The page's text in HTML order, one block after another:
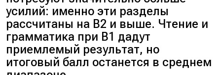
усилий: именно эти разделы
рассчитаны на B2 и выше. Чтение и
грамматика при B1 дадут
приемлемый результат, но
итоговый балл останется в среднем